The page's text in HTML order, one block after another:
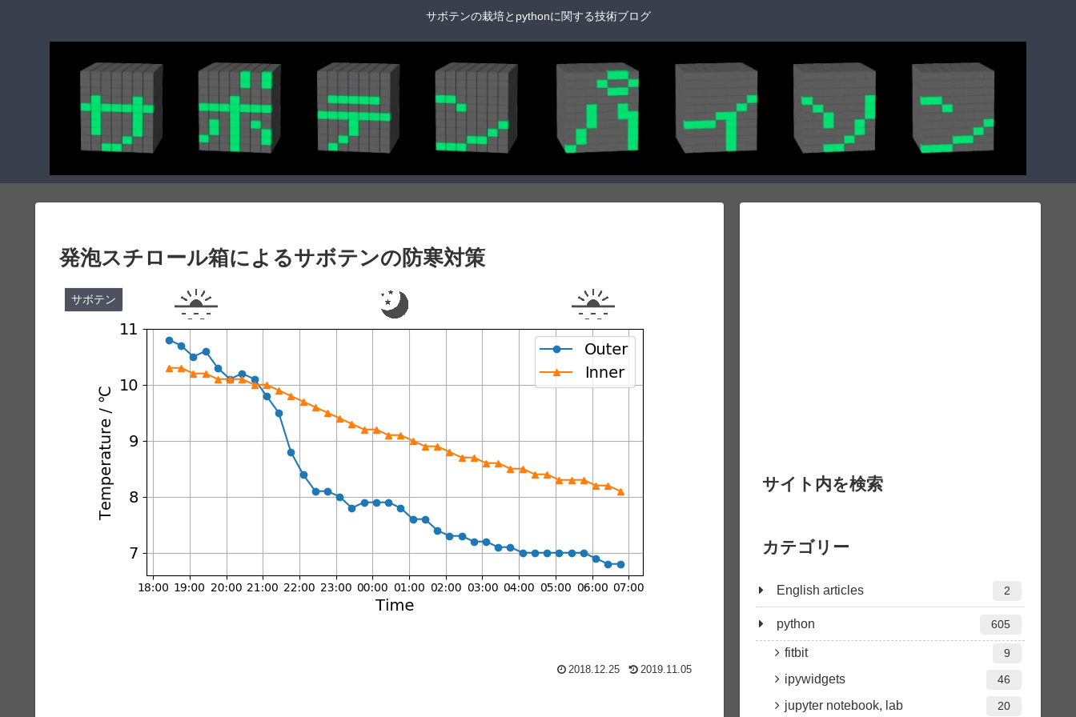
サボテンの栽培とpythonに関する技術ブログ
発泡スチロール箱によるサボテンの防寒対策
サボテン
2018.12.25 2019.11.05
サイト内を検索
カテゴリー
English articles 2
python 605
fitbit 9
ipywidgets 46
jupyter notebook, lab 20